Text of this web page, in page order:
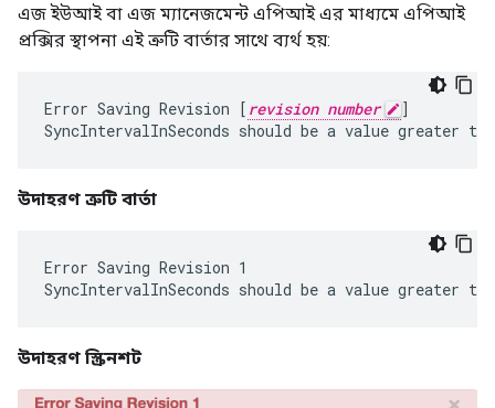
এজ ইউআই বা এজ ম্যানেজমেন্ট এপিআই এর মাধ্যমে এপিআই
প্রক্সির স্থাপনা এই ত্রুটি বার্তার সাথে ব্যর্থ হয়:
Error Saving Revision [ revision number
]
SyncIntervalInSeconds should be a value greater
উদাহরণ ত্রুটি বার্তা
Error Saving Revision 1
উদাহরণ স্ক্রিনশট